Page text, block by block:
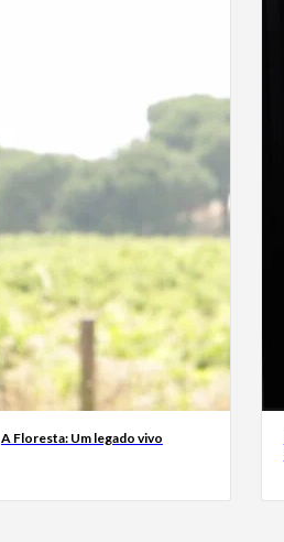
A Floresta: Um legado vivo